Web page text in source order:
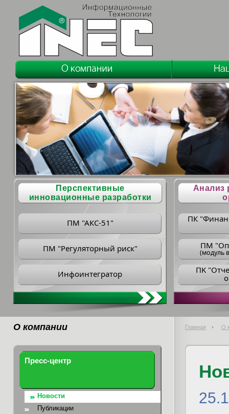
Перспективные
инновационные разработки
ПМ "АКС-51"
ПМ "Регуляторный риск"
Инфоинтегратор
Анализ
ПК
ПM
(модуль
ПK
О компании Главная О
Пресс-центр
Новости
Публикации